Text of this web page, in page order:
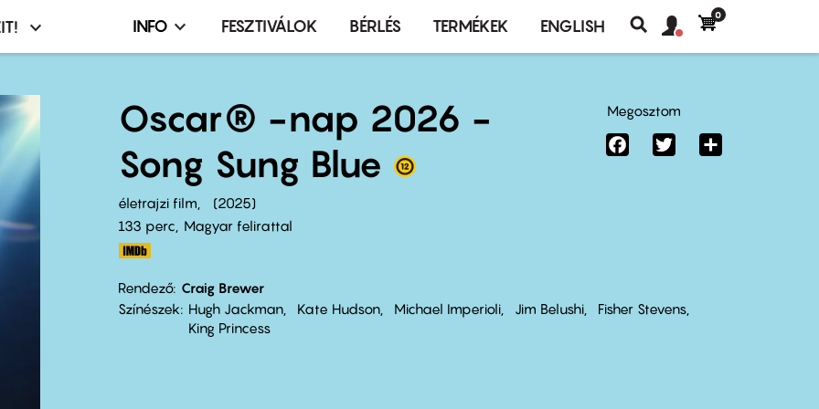
Infó,
terembérlés
menü
INFO FESZTIVÁLOK BÉRLÉS TERMÉKEK ENGLISH
Keresés
fiók
Felhasználói
0
Oscar® -nap 2026 -
Song Sung Blue
életrajzi film
2025
133 perc,
Magyar felirattal
Rendező Craig Brewer
Színészek
Hugh Jackman Kate Hudson Michael Imperioli Jim Belushi
Fisher Stevens
King Princess
Megosztom
FacebookTwitter